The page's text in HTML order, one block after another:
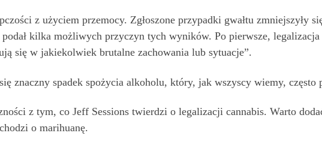
z użyciem przemocy. Zgłoszone przypadki gwałtu zmniejszyły
podał kilka możliwych przyczyn tych wyników. Po pierwsze,
się w jakiekolwiek brutalne zachowania lub sytuacje”.
znaczny spadek spożycia alkoholu, który, jak wszyscy wiemy, często
z tym, co Jeff Sessions twierdzi o legalizacji cannabis. Warto
o marihuanę.